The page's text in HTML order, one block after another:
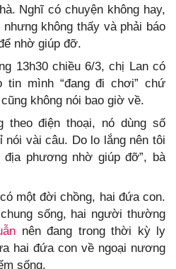
Nghĩ có chuyện không hay,
không thấy và phải báo
nhờ giúp đỡ.
13h30 chiều 6/3, chị Lan có
tin mình “đang đi chơi” chứ
không nói bao giờ về.
theo điện thoại, nó dùng số
vài câu. Do lo lắng nên tôi
phương nhờ giúp đỡ”, bà
một đời chồng, hai đứa con.
sống, hai người thường
nên đang trong thời kỳ ly
hai đứa con về ngoại nương
sống.